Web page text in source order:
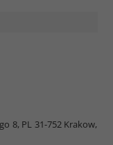
8, PL 31-752 Krakow,